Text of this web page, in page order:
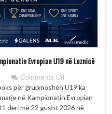
Evropian U19 në Loznicë
Comments Offon
Kosova
me
katër
për grupmoshën U19 ka
në Kampionatin Evropian
deri më 22 gusht 2026 në